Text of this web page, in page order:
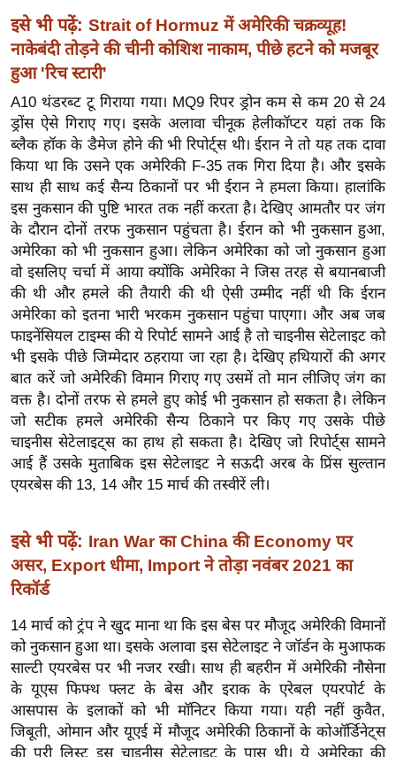
र्ल्ड
न्यू
ज
ब्री
फ
म
नो
रं
ज
न
ज
ग
त
बॉ
ली
वु
ड
हॉ
ली
वु
ड
ल्म
स
मी
B
r
e
a
k
i
इसे भी पढ़ें: Strait of Hormuz में अमेरिकी चक्रव्यूह!
नाकेबंदी तोड़ने की चीनी कोशिश नाकाम, पीछे हटने को मजबूर
हुआ 'रिच स्टारी'
A10 थंडरब्ट टू गिराया गया। MQ9 रिपर ड्रोन कम से कम 20 से 24
ड्रोंस ऐसे गिराए गए। इसके अलावा चीनूक हेलीकॉप्टर यहां तक कि
ब्लैक हॉक के डैमेज होने की भी रिपोर्ट्स थी। ईरान ने तो यह तक दावा
किया था कि उसने एक अमेरिकी F-35 तक गिरा दिया है। और इसके
साथ ही साथ कई सैन्य ठिकानों पर भी ईरान ने हमला किया। हालांकि
इस नुकसान की पुष्टि भारत तक नहीं करता है। देखिए आमतौर पर जंग
के दौरान दोनों तरफ नुकसान पहुंचता है। ईरान को भी नुकसान हुआ,
अमेरिका को भी नुकसान हुआ। लेकिन अमेरिका को जो नुकसान हुआ
वो इसलिए चर्चा में आया क्योंकि अमेरिका ने जिस तरह से बयानबाजी
की थी और हमले की तैयारी की थी ऐसी उम्मीद नहीं थी कि ईरान
अमेरिका को इतना भारी भरकम नुकसान पहुंचा पाएगा। और अब जब
फाइनेंसियल टाइम्स की ये रिपोर्ट सामने आई है तो चाइनीस सेटेलाइट को
भी इसके पीछे जिम्मेदार ठहराया जा रहा है। देखिए हथियारों की अगर
बात करें जो अमेरिकी विमान गिराए गए उसमें तो मान लीजिए जंग का
वक्त है। दोनों तरफ से हमले हुए कोई भी नुकसान हो सकता है। लेकिन
जो सटीक हमले अमेरिकी सैन्य ठिकाने पर किए गए उसके पीछे
चाइनीस सेटेलाइट्स का हाथ हो सकता है। देखिए जो रिपोर्ट्स सामने
आई हैं उसके मुताबिक इस सेटेलाइट ने सऊदी अरब के प्रिंस सुल्तान
एयरबेस की 13, 14 और 15 मार्च की तस्वीरें ली।
इसे भी पढ़ें: Iran War का China की Economy पर
असर, Export धीमा, Import ने तोड़ा नवंबर 2021 का
रिकॉर्ड
14 मार्च को ट्रंप ने खुद माना था कि इस बेस पर मौजूद अमेरिकी विमानों
को नुकसान हुआ था। इसके अलावा इस सेटेलाइट ने जॉर्डन के मुआफक
साल्टी एयरबेस पर भी नजर रखी। साथ ही बहरीन में अमेरिकी नौसेना
के यूएस फिफ्थ फ्लट के बेस और इराक के एरेबल एयरपोर्ट के
आसपास के इलाकों को भी मॉनिटर किया गया। यही नहीं कुवैत,
जिबूती, ओमान और यूएई में मौजूद अमेरिकी ठिकानों के कोऑर्डिनेट्स
की पूरी लिस्ट इस चाइनीस सेटेलाइट के पास थी। ये अमेरिका की